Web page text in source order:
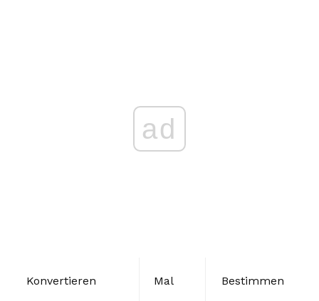
ad
Konvertieren Mal Bestimmen